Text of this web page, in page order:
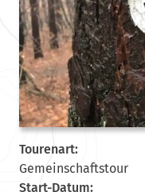
Tourenart:
Gemeinschaftstour
Start-Datum: